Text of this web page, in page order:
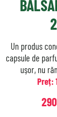
Un produs
capsule de
ușor, nu
Preț: